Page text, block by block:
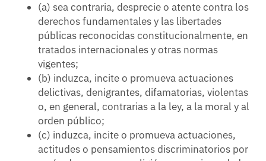
(a) sea contraria, desprecie o atente contra los
derechos fundamentales y las libertades
públicas reconocidas constitucionalmente, en
tratados internacionales y otras normas
vigentes;
(b) induzca, incite o promueva actuaciones
delictivas, denigrantes, difamatorias, violentas
o, en general, contrarias a la ley, a la moral y al
orden público;
(c) induzca, incite o promueva actuaciones,
actitudes o pensamientos discriminatorios por